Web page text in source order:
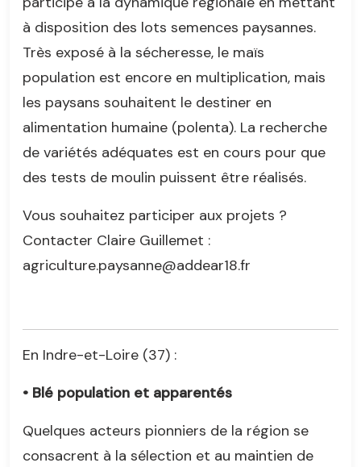
à disposition des lots semences paysannes.
Très exposé à la sécheresse, le maïs
population est encore en multiplication, mais
les paysans souhaitent le destiner en
alimentation humaine (polenta). La recherche
de variétés adéquates est en cours pour que
des tests de moulin puissent être réalisés.
Vous souhaitez participer aux projets ?
Contacter Claire Guillemet :
agriculture.paysanne@addear18.fr
En Indre-et-Loire (37) :
• Blé population et apparentés
Quelques acteurs pionniers de la région se
consacrent à la sélection et au maintien de